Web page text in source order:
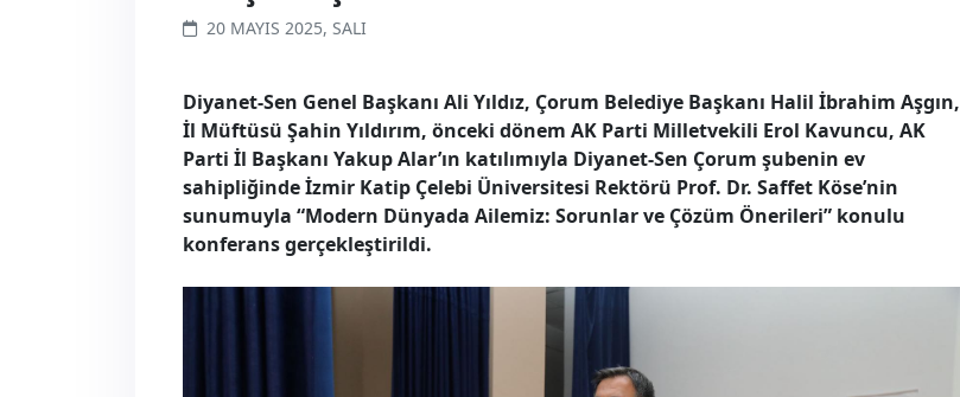
20 MAYIS 2025, SALI
Diyanet-Sen Genel Başkanı Ali Yıldız, Çorum Belediye Başkanı Halil İbrahim Aşgın,
İl Müftüsü Şahin Yıldırım, önceki dönem AK Parti Milletvekili Erol Kavuncu, AK
Parti İl Başkanı Yakup Alar’ın katılımıyla Diyanet-Sen Çorum şubenin ev
sahipliğinde İzmir Katip Çelebi Üniversitesi Rektörü Prof. Dr. Saffet Köse’nin
sunumuyla “Modern Dünyada Ailemiz: Sorunlar ve Çözüm Önerileri” konulu
konferans gerçekleştirildi.